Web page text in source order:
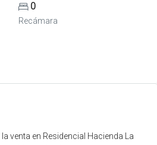
0
Recámara
venta en Residencial Hacienda La